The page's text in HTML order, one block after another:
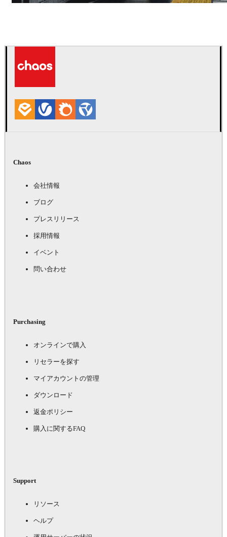
Chaos
会社情報
ブログ
プレスリリース
採用情報
イベント
問い合わせ
Purchasing
オンラインで購入
リセラーを探す
マイアカウントの管理
ダウンロード
返金ポリシー
購入に関するFAQ
Support
リソース
ヘルプ